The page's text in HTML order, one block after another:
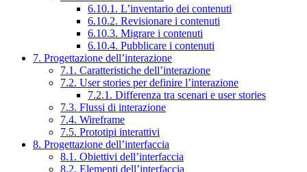
6.10.1. L’inventario dei contenuti
6.10.2. Revisionare i contenuti
6.10.3. Migrare i contenuti
6.10.4. Pubblicare i contenuti
7. Progettazione dell’interazione
7.1. Caratteristiche dell’interazione
7.2. User stories per definire l’interazione
7.2.1. Differenza tra scenari e user stories
7.3. Flussi di interazione
7.4. Wireframe
7.5. Prototipi interattivi
8. Progettazione dell’interfaccia
8.1. Obiettivi dell’interfaccia
8.2. Elementi dell’interfaccia